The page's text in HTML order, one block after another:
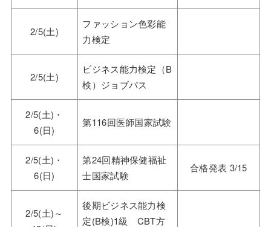
2/5(土)
ファッション色彩能
力検定
2/5(土)
ビジネス能力検定（B
検）ジョブパス
2/5(土)・
6(日)
第116回医師国家試験
2/5(土)・
6(日)
第24回精神保健福祉
士国家試験
合格発表 3/15
2/5(土)～
後期ビジネス能力検
定(B検)1級 CBT方